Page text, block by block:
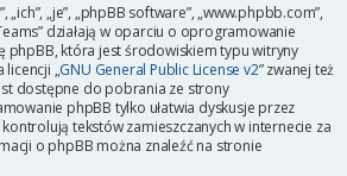
„ich”, „je”, „phpBB software”, „www.phpbb.com”,
działają w oparciu o oprogramowanie
phpBB, która jest środowiskiem typu witryny
licencji „GNU General Public License v2” zwanej też
dostępne do pobrania ze strony
phpBB tylko ułatwia dyskusje przez
tekstów zamieszczanych w internecie za
o phpBB można znaleźć na stronie